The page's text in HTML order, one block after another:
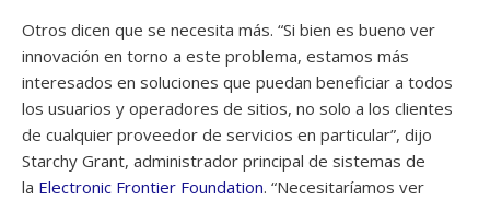
Otros dicen que se necesita más. “Si bien es bueno ver
innovación en torno a este problema, estamos más
interesados en soluciones que puedan beneficiar a todos
los usuarios y operadores de sitios, no solo a los clientes
de cualquier proveedor de servicios en particular”, dijo
Starchy Grant, administrador principal de sistemas de
la Electronic Frontier Foundation. “Necesitaríamos ver